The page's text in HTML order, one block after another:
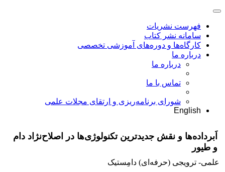
فهرست نشریات
سامانه نشر کتاب
کارگاه‌ها و دوره‌های آموزشی تخصصی
درباره ما
درباره ما
تماس با ما
شورای برنامه‌ریزی و ارتقای مجلات علمی
English
اَبرداده‌ها و نقش جدیدترین تکنولوژی‌ها در اصلاح‌نژاد دام
و طیور
علمی- ترویجی (حرفه‌ای) دامِستیک